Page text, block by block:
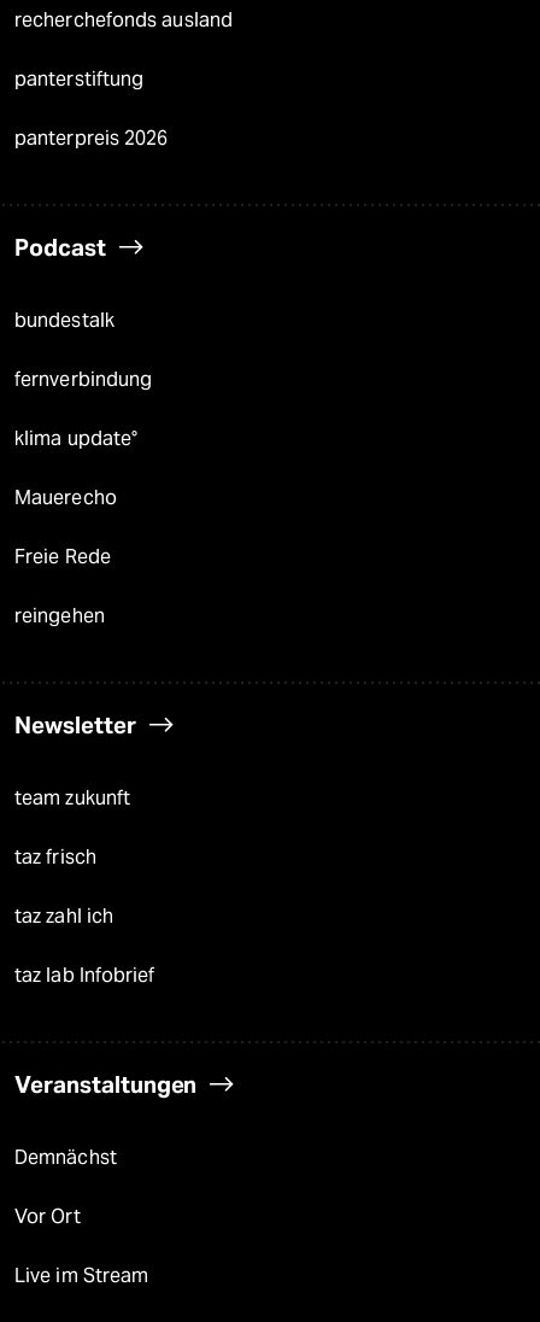
recherchefonds ausland
panterstiftung
panterpreis 2026
Podcast
bundestalk
fernverbindung
klima update°
Mauerecho
Freie Rede
reingehen
Newsletter
team zukunft
taz frisch
taz zahl ich
taz lab Infobrief
Veranstaltungen
Demnächst
Vor Ort
Live im Stream